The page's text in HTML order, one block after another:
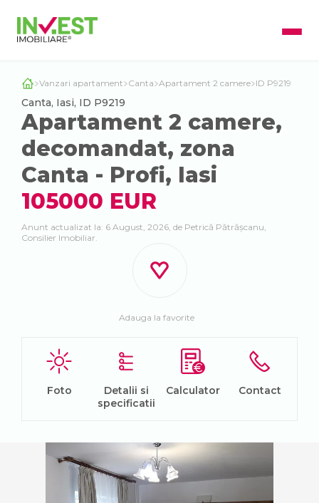
Vanzari apartament Canta Apartament 2 camere ID P9219
Canta, Iasi, ID P9219
Apartament 2 camere,
decomandat, zona
Canta - Profi, Iasi
105000 EUR
Anunt actualizat la: 6 August, 2026, de Petrică Pătrășcanu,
Consilier Imobiliar.
Adauga la favorite
Foto
Detalii si
specificatii
Calculator Contact